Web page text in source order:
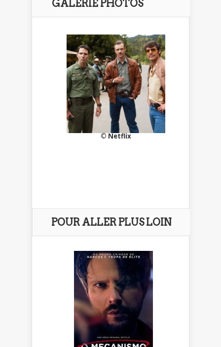
GALERIE PHOTOS
© Netflix
POUR ALLER PLUS LOIN